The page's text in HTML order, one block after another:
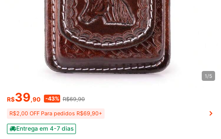
1/5
R$39,90 -43% R$69,90
R$2,00 OFF Para pedidos R$69,90+
Entrega em 4-7 dias